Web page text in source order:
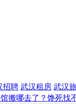
招聘 武汉租房 武汉
搬哪去了？馋死找